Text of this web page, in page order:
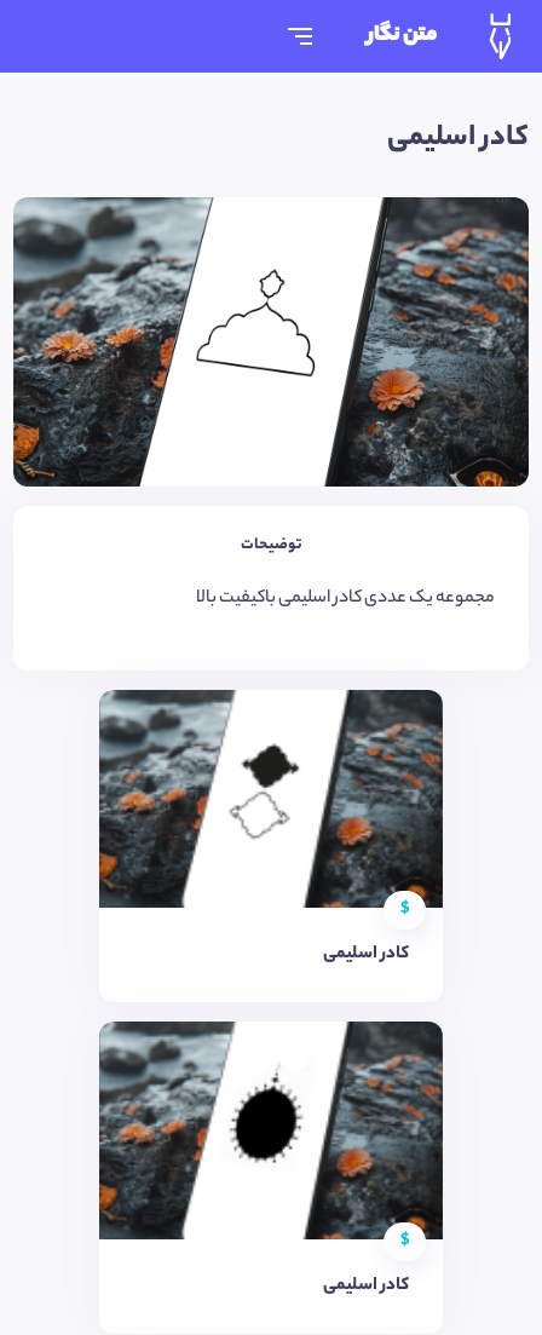
متن نگار
کادر اسلیمی
توضیحات
مجموعه یک عددی کادر اسلیمی باکیفیت بالا
$
کادر اسلیمی
$
کادر اسلیمی